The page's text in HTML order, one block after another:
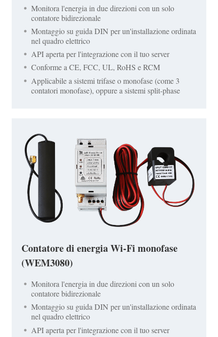
Monitora l'energia in due direzioni con un solo
contatore bidirezionale
Montaggio su guida DIN per un'installazione ordinata
nel quadro elettrico
API aperta per l'integrazione con il tuo server
Conforme a CE, FCC, UL, RoHS e RCM
Applicabile a sistemi trifase o monofase (come 3
contatori monofase), oppure a sistemi split-phase
Contatore di energia Wi-Fi monofase
(WEM3080)
Monitora l'energia in due direzioni con un solo
contatore bidirezionale
Montaggio su guida DIN per un'installazione ordinata
nel quadro elettrico
API aperta per l'integrazione con il tuo server